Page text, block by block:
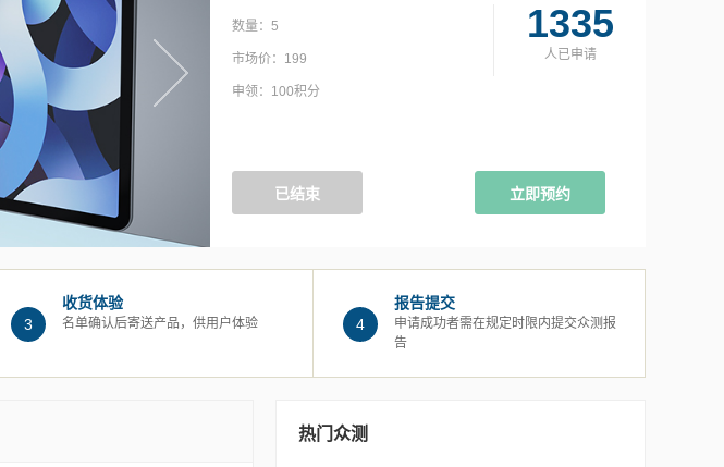
数量： 5
市场价： 199
申领： 100积分
1335
人已申请
已结束 立即预约
3
收货体验
名单确认后寄送产品，供用户体验 4
报告提交
申请成功者需在规定时限内提交众测报
告
热门众测